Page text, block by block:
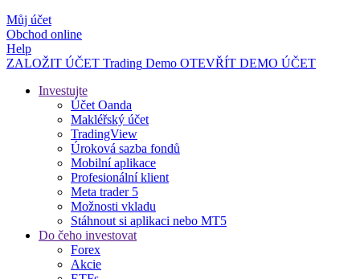
Můj účet
Obchod online
Help
ZALOŽIT ÚČET Trading Demo OTEVŘÍT DEMO ÚČET
Investujte
Účet Oanda
Makléřský účet
TradingView
Úroková sazba fondů
Mobilní aplikace
Profesionální klient
Meta trader 5
Možnosti vkladu
Stáhnout si aplikaci nebo MT5
Do čeho investovat
Forex
Akcie